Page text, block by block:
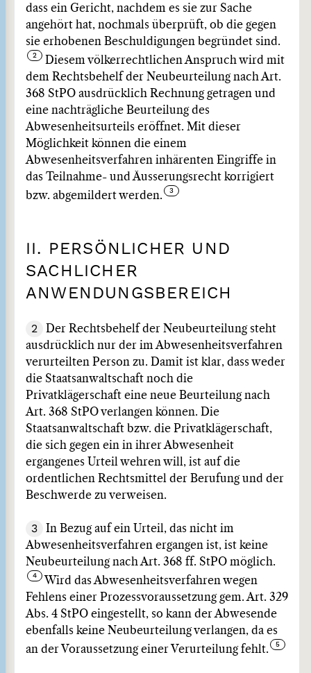
dass ein Gericht, nachdem es sie zur Sache
angehört hat, nochmals überprüft, ob die gegen
sie erhobenen Beschuldigungen begründet sind.
Diesem völkerrechtlichen Anspruch wird mit
dem Rechtsbehelf der Neubeurteilung nach Art.
368 StPO ausdrücklich Rechnung getragen und
eine nachträgliche Beurteilung des
Abwesenheitsurteils eröffnet. Mit dieser
Möglichkeit können die einem
Abwesenheitsverfahren inhärenten Eingriffe in
das Teilnahme- und Äusserungsrecht korrigiert
bzw. abgemildert werden.
II. PERSÖNLICHER UND
SACHLICHER
ANWENDUNGSBEREICH
2
Der Rechtsbehelf der Neubeurteilung steht
ausdrücklich nur der im Abwesenheitsverfahren
verurteilten Person zu. Damit ist klar, dass weder
die Staatsanwaltschaft noch die
Privatklägerschaft eine neue Beurteilung nach
Art. 368 StPO verlangen können. Die
Staatsanwaltschaft bzw. die Privatklägerschaft,
die sich gegen ein in ihrer Abwesenheit
ergangenes Urteil wehren will, ist auf die
ordentlichen Rechtsmittel der Berufung und der
Beschwerde zu verweisen.
3
In Bezug auf ein Urteil, das nicht im
Abwesenheitsverfahren ergangen ist, ist keine
Neubeurteilung nach Art. 368 ff. StPO möglich.
Wird das Abwesenheitsverfahren wegen
Fehlens einer Prozessvoraussetzung gem. Art. 329
Abs. 4 StPO eingestellt, so kann der Abwesende
ebenfalls keine Neubeurteilung verlangen, da es
an der Voraussetzung einer Verurteilung fehlt.